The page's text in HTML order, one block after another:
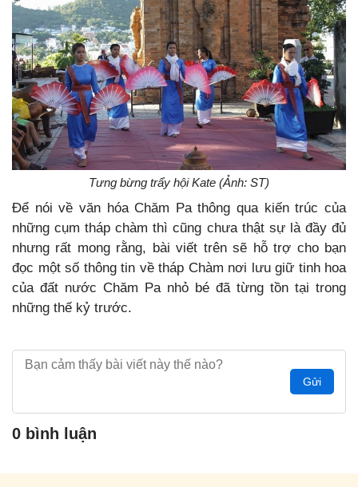
Tưng bừng trẩy hội Kate (Ảnh: ST)
Để nói về văn hóa Chăm Pa thông qua kiến trúc của
những cụm tháp chàm thì cũng chưa thật sự là đầy đủ
nhưng rất mong rằng, bài viết trên sẽ hỗ trợ cho bạn
đọc một số thông tin về tháp Chàm nơi lưu giữ tinh hoa
của đất nước Chăm Pa nhỏ bé đã từng tồn tại trong
những thế kỷ trước.
Gửi
0 bình luận